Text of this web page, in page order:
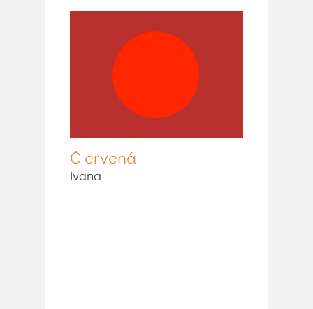
Č ervená
Ivana